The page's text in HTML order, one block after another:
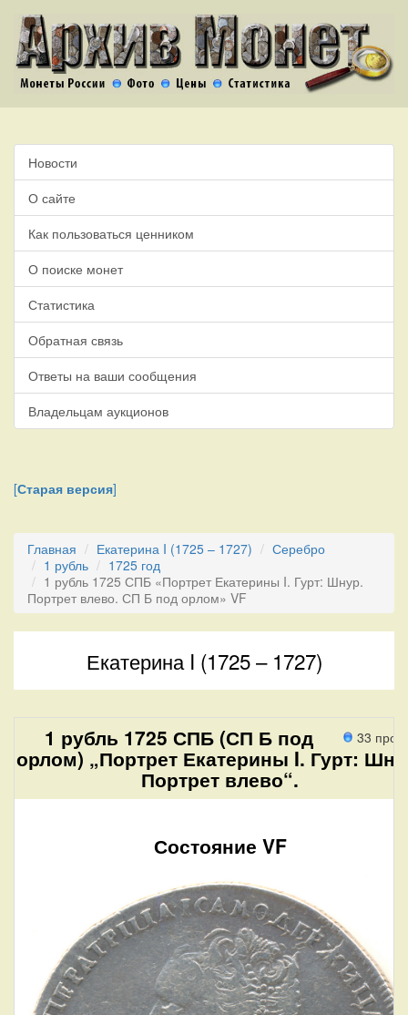
Новости
О сайте
Как пользоваться ценником
О поиске монет
Статистика
Обратная связь
Ответы на ваши сообщения
Владельцам аукционов
[Старая версия]
Главная Екатерина I (1725 – 1727)
Серебро
1 рубль
1725 год
1 рубль 1725 СПБ «Портрет Екатерины I. Гурт: Шнур.
Портрет влево. СП Б под орлом» VF
Екатерина I (1725 – 1727)
33
1 рубль 1725 СПБ (СП Б под
орлом) „Портрет Екатерины I. Гурт:
Портрет влево“.
Состояние VF